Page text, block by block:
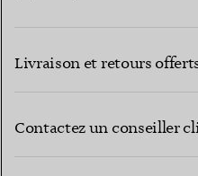
Livraison et retours
Contactez un conseiller